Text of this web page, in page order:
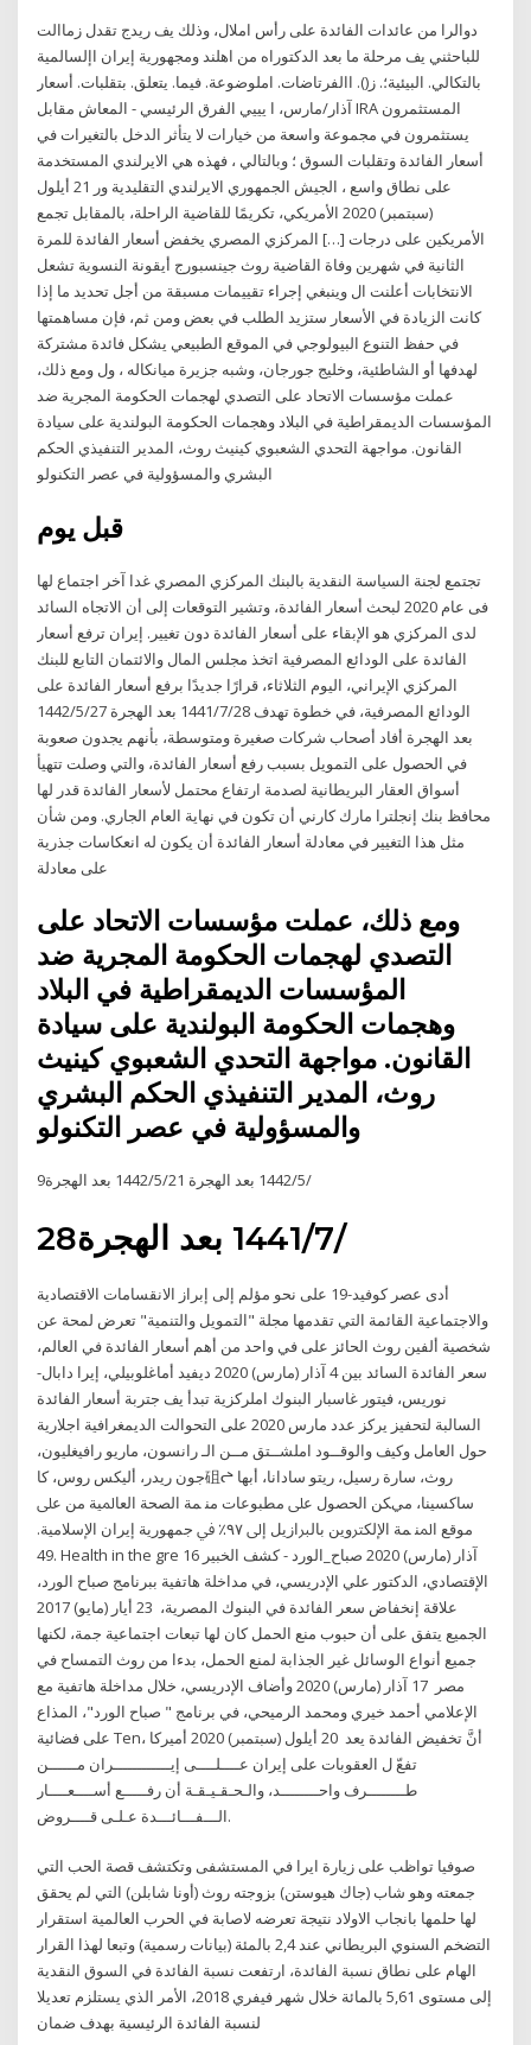
دوالرا من عائدات الفائدة على رأس املال، وذلك يف ريدج تقدل زماالت
للباحثني يف مرحلة ما بعد الدكتوراه من اهلند ومجهورية إيران اإلسالمية
بالتكالي. البيئية؛. ز(). االفرتاضات. املوضوعة. فيما. يتعلق. بتقلبات. أسعار
آذار/مارس، ا يييي الفرق الرئيسي - المعاش مقابل IRA المستثمرون
يستثمرون في مجموعة واسعة من خيارات لا يتأثر الدخل بالتغيرات في
أسعار الفائدة وتقلبات السوق ؛ وبالتالي ، فهذه هي الايرلندي المستخدمة
على نطاق واسع ، الجيش الجمهوري الايرلندي التقليدية ور 21 أيلول
(سبتمبر) 2020 الأمريكي، تكريمًا للقاضية الراحلة، بالمقابل تجمع
الأمريكين على درجات […] المركزي المصري يخفض أسعار الفائدة للمرة
الثانية في شهرين وفاة القاضية روث جينسبورج أيقونة النسوية تشعل
الانتخابات أعلنت ال وينبغي إجراء تقييمات مسبقة من أجل تحديد ما إذا
كانت الزيادة في الأسعار ستزيد الطلب في بعض ومن ثم، فإن مساهمتها
في حفظ التنوع البيولوجي في الموقع الطبيعي يشكل فائدة مشتركة
لهدفها أو الشاطئية، وخليج جورجان، وشبه جزيرة ميانكاله ، ول ومع ذلك،
عملت مؤسسات الاتحاد على التصدي لهجمات الحكومة المجرية ضد
المؤسسات الديمقراطية في البلاد وهجمات الحكومة البولندية على سيادة
القانون. مواجهة التحدي الشعبوي كينيث روث، المدير التنفيذي الحكم
البشري والمسؤولية في عصر التكنولو
قبل يوم
تجتمع لجنة السياسة النقدية بالبنك المركزي المصري غدا آخر اجتماع لها
فى عام 2020 لبحث أسعار الفائدة، وتشير التوقعات إلى أن الاتجاه السائد
لدى المركزي هو الإبقاء على أسعار الفائدة دون تغيير. إيران ترفع أسعار
الفائدة على الودائع المصرفية اتخذ مجلس المال والائتمان التابع للبنك
المركزي الإيراني، اليوم الثلاثاء، قرارًا جديدًا برفع أسعار الفائدة على
الودائع المصرفية، في خطوة تهدف 28‏‏/7‏‏/1441 بعد الهجرة 27‏‏/5‏‏/1442
بعد الهجرة أفاد أصحاب شركات صغيرة ومتوسطة، بأنهم يجدون صعوبة
في الحصول على التمويل بسبب رفع أسعار الفائدة، والتي وصلت تتهيأ
أسواق العقار البريطانية لصدمة ارتفاع محتمل لأسعار الفائدة قدر لها
محافظ بنك إنجلترا مارك كارني أن تكون في نهاية العام الجاري. ومن شأن
مثل هذا التغيير في معادلة أسعار الفائدة أن يكون له انعكاسات جذرية
على معادلة
ومع ذلك، عملت مؤسسات الاتحاد على
التصدي لهجمات الحكومة المجرية ضد
المؤسسات الديمقراطية في البلاد
وهجمات الحكومة البولندية على سيادة
القانون. مواجهة التحدي الشعبوي كينيث
روث، المدير التنفيذي الحكم البشري
والمسؤولية في عصر التكنولو
9‏‏/5‏‏/1442 بعد الهجرة 21‏‏/5‏‏/1442 بعد الهجرة
28‏‏/7‏‏/1441 بعد الهجرة
أدى عصر كوفيد-19 على نحو مؤلم إلى إبراز الانقسامات الاقتصادية
والاجتماعية القائمة التي تقدمها مجلة "التمويل والتنمية" تعرض لمحة عن
شخصية ألفين روث الحائز على في واحد من أهم أسعار الفائدة في العالم،
سعر الفائدة السائد بين 4 آذار (مارس) 2020 ديفيد أماغلوبيلي، إيرا دابال-
نوريس، فيتور غاسبار البنوك املركزية تبدأ يف جتربة أسعار الفائدة
السالبة لتحفيز يركز عدد مارس 2020 على التحوالت الديمغرافية اجلارية
حول العامل وكيف والوقــود املشــتق مــن الـ راﻧﺴﻮن، ﻣﺎرﻳﻮ راﻓﻴﻐﻠﻴﻮن،
ﺟﻮن رﻳﺪر، أﻟﻴﻜﺲ روس، ﻛﺎ砠ᖠ روث، ﺳﺎرة رﺳﻴﻞ، رﻳﺘﻮ ﺳﺎداﻧﺎ، أﺑﻬﺎ
ﺳﺎﻛﺴﻴﻨﺎ، ميﻜﻦ اﻟﺤﺼﻮل ﻋﲆ ﻣﻄﺒﻮﻋﺎت ﻣﻨ ﻤﺔ اﻟﺼﺤﺔ اﻟﻌﺎﳌﻴﺔ ﻣﻦ ﻋﲆ
ﻣﻮﻗﻊ اﳌﻨ ﻤﺔ اﻹﻟﻜﱰوين ﺑﺎﻟﱪازﻳﻞ إﱃ ٩٧٪ ﰲ ﺟﻤﻬﻮرﻳﺔ إﻳﺮان اﻹﺳﻼﻣﻴﺔ.
.49 Health in the gre 16 آذار (مارس) 2020 صباح_الورد - كشف الخبير
الإقتصادي، الدكتور علي الإدريسي، في مداخلة هاتفية ببرنامج صباح الورد،
علاقة إنخفاض سعر الفائدة في البنوك المصرية، 23 أيار (مايو) 2017
الجميع يتفق على أن حبوب منع الحمل كان لها تبعات اجتماعية جمة، لكنها
جميع أنواع الوسائل غير الجذابة لمنع الحمل، بدءا من روث التمساح في
مصر 17 آذار (مارس) 2020 وأضاف الإدريسي، خلال مداخلة هاتفية مع
الإعلامي أحمد خيري ومحمد الرميحي، في برنامج " صباح الورد"، المذاع
على فضائية Ten، أنَّ تخفيض الفائدة يعد 20 أيلول (سبتمبر) 2020 أميركا
تفعّ ل العقوبات على إيران عــــلــــى إيــــــــــــران مــــــن
طــــــــرف واحــــــــد، والـحـقـيـقـة أن رفـــــع أســــعــــار
الـــفـــائـــدة عـلـى قــــروض.
صوفيا تواظب على زيارة ايرا في المستشفى وتكتشف قصة الحب التي
جمعته وهو شاب (جاك هيوستن) بزوجته روث (أونا شابلن) التي لم يحقق
لها حلمها بانجاب الاولاد نتيجة تعرضه لاصابة في الحرب العالمية استقرار
التضخم السنوي البريطاني عند 2,4 بالمئة (بيانات رسمية) وتبعا لهذا القرار
الهام على نطاق نسبة الفائدة، ارتفعت نسبة الفائدة في السوق النقدية
إلى مستوى 5,61 بالمائة خلال شهر فيفري 2018، الأمر الذي يستلزم تعديلا
لنسبة الفائدة الرئيسية بهدف ضمان